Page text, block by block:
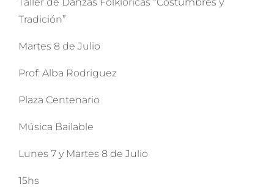
Tradición”
Martes 8 de Julio
Prof: Alba Rodriguez
Plaza Centenario
Música Bailable
Lunes 7 y Martes 8 de Julio
15hs